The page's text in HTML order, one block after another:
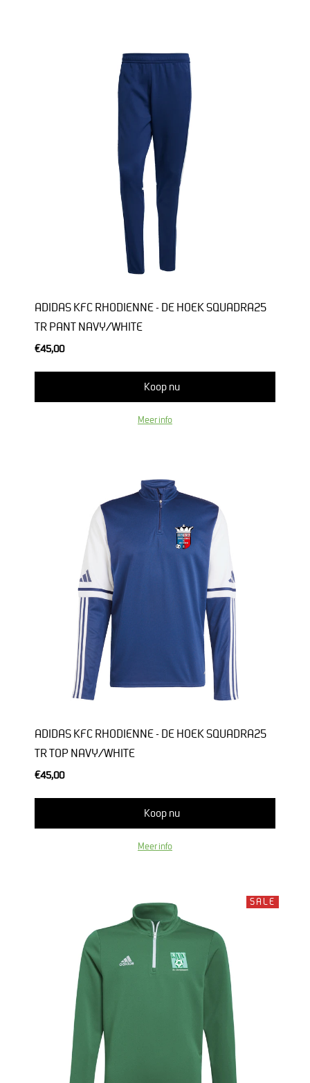
ADIDAS KFC RHODIENNE - DE HOEK SQUADRA25
TR PANT NAVY/WHITE
€45,00
Koop nu
Meer info
ADIDAS KFC RHODIENNE - DE HOEK SQUADRA25
TR TOP NAVY/WHITE
€45,00
Koop nu
Meer info
SALE